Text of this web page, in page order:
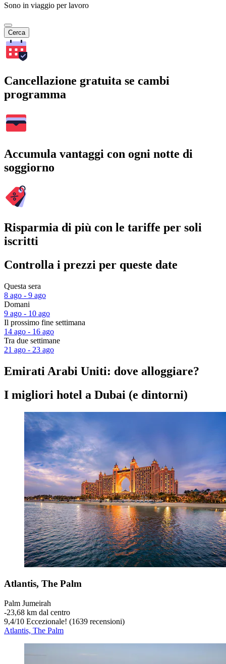
Sono in viaggio per lavoro
Cerca
Cancellazione gratuita se cambi
programma
Accumula vantaggi con ogni notte di
soggiorno
Risparmia di più con le tariffe per soli
iscritti
Controlla i prezzi per queste date
Questa sera
8 ago - 9 ago
Domani
9 ago - 10 ago
Il prossimo fine settimana
14 ago - 16 ago
Tra due settimane
21 ago - 23 ago
Emirati Arabi Uniti: dove alloggiare?
I migliori hotel a Dubai (e dintorni)
Atlantis, The Palm
Palm Jumeirah
‐23,68 km dal centro
9,4/10 Eccezionale! (1639 recensioni)
Atlantis, The Palm